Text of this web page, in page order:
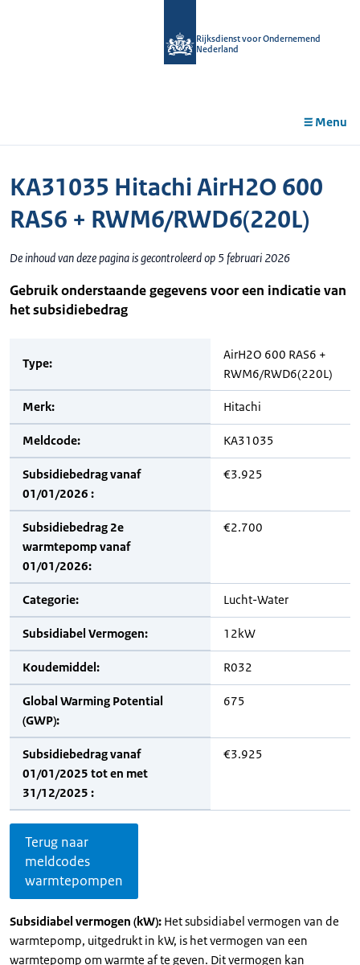
Rijksdienst voor Ondernemend
Nederland
Menu
KA31035 Hitachi AirH2O 600
RAS6 + RWM6/RWD6(220L)
De inhoud van deze pagina is gecontroleerd op 5 februari 2026
Gebruik onderstaande gegevens voor een indicatie van
het subsidiebedrag
Type:
AirH2O 600 RAS6 +
RWM6/RWD6(220L)
Merk: Hitachi
Meldcode: KA31035
Subsidiebedrag vanaf
01/01/2026 :
€3.925
Subsidiebedrag 2e
warmtepomp vanaf
01/01/2026:
€2.700
Categorie: Lucht-Water
Subsidiabel Vermogen: 12kW
Koudemiddel: R032
Global Warming Potential
(GWP):
675
Subsidiebedrag vanaf
01/01/2025 tot en met
31/12/2025 :
€3.925
Terug naar
meldcodes
warmtepompen
Subsidiabel vermogen (kW): Het subsidiabel vermogen van de
warmtepomp, uitgedrukt in kW, is het vermogen van een
warmtepomp om warmte af te geven. Dit vermogen kan